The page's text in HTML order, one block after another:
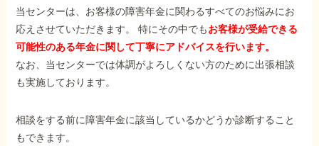
当センターは、お客様の障害年金に関わるすべてのお悩みにお
応えさせていただきます。 特にその中でもお客様が受給できる
可能性のある年金に関して丁寧にアドバイスを行います。
なお、当センターでは体調がよろしくない方のために出張相談
も実施しております。
相談をする前に障害年金に該当しているかどうか診断すること
もできます。